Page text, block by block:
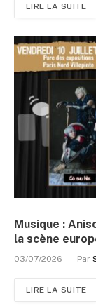
LIRE LA SUITE
Musique :
la scène
03/07/2026 Par
LIRE LA SUITE